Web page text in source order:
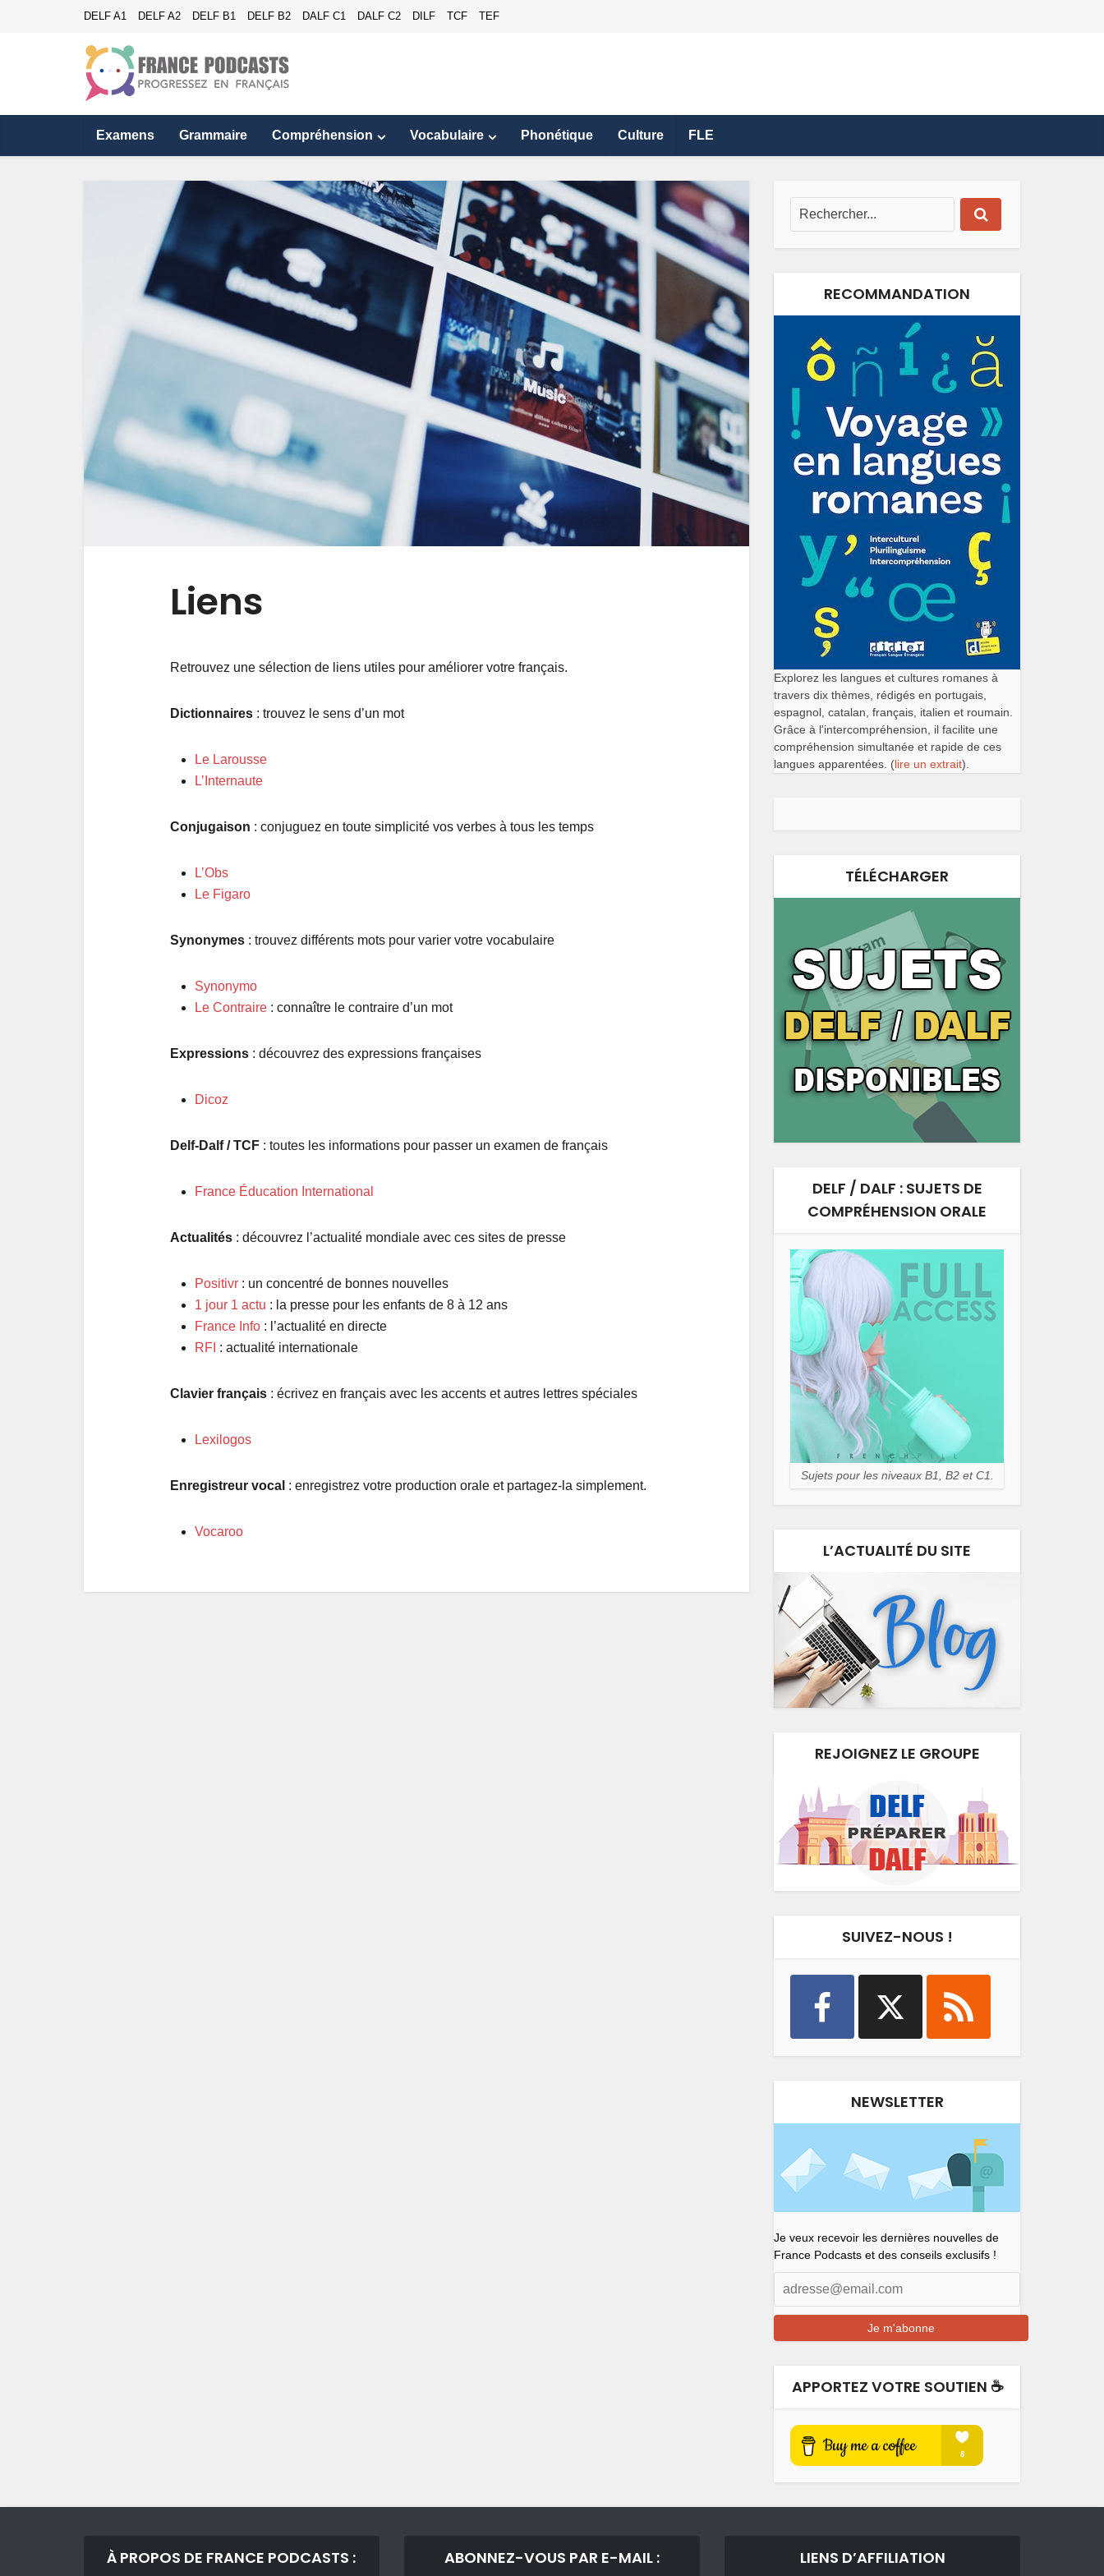
DELF A1 DELF A2 DELF B1 DELF B2 DALF C1 DALF C2 DILF TCF TEF
Examens Grammaire Compréhension Vocabulaire Phonétique Culture FLE
Liens
Retrouvez une sélection de liens utiles pour améliorer votre français.
Dictionnaires : trouvez le sens d’un mot
Le Larousse
L’Internaute
Conjugaison : conjuguez en toute simplicité vos verbes à tous les temps
L’Obs
Le Figaro
Synonymes : trouvez différents mots pour varier votre vocabulaire
Synonymo
Le Contraire : connaître le contraire d’un mot
Expressions : découvrez des expressions françaises
Dicoz
Delf-Dalf / TCF : toutes les informations pour passer un examen de français
France Éducation International
Actualités : découvrez l’actualité mondiale avec ces sites de presse
Positivr : un concentré de bonnes nouvelles
1 jour 1 actu : la presse pour les enfants de 8 à 12 ans
France Info : l’actualité en directe
RFI : actualité internationale
Clavier français : écrivez en français avec les accents et autres lettres spéciales
Lexilogos
Enregistreur vocal : enregistrez votre production orale et partagez-la simplement.
Vocaroo
RECOMMANDATION
Explorez les langues et cultures romanes à
travers dix thèmes, rédigés en portugais,
espagnol, catalan, français, italien et roumain.
Grâce à l'intercompréhension, il facilite une
compréhension simultanée et rapide de ces
langues apparentées. (lire un extrait).
TÉLÉCHARGER
DELF / DALF : SUJETS DE
COMPRÉHENSION ORALE
Sujets pour les niveaux B1, B2 et C1.
L’ACTUALITÉ DU SITE
REJOIGNEZ LE GROUPE
SUIVEZ-NOUS !
NEWSLETTER
Je veux recevoir les dernières nouvelles de
France Podcasts et des conseils exclusifs !
APPORTEZ VOTRE SOUTIEN ☕️
À PROPOS DE FRANCE PODCASTS : ABONNEZ-VOUS PAR E-MAIL : LIENS D’AFFILIATION